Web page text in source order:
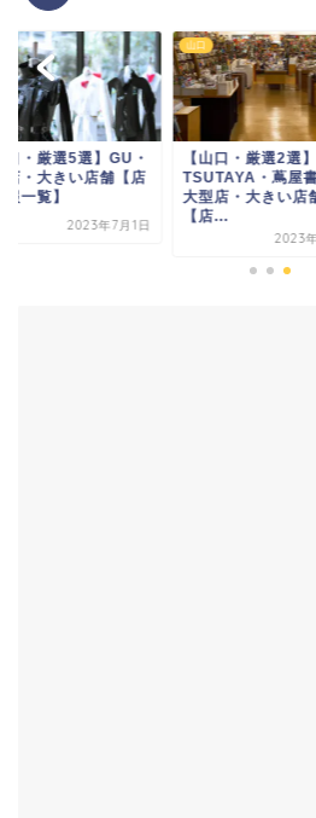
口・厳選5選】GU・
店・大きい店舗【店
一覧】
2023年7月1日
山口
【山口・厳選2選】
TSUTAYA・蔦屋
大型店・大きい店
【店...
2023